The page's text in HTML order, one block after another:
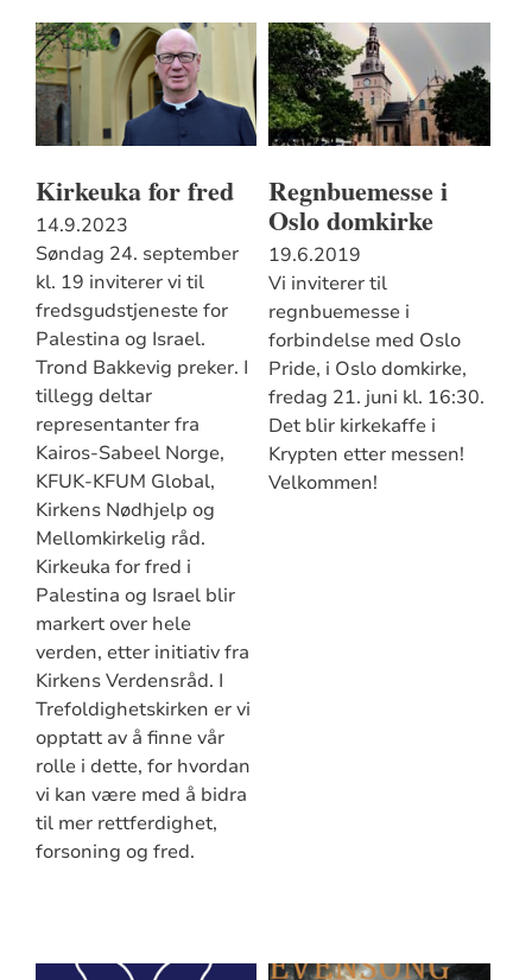
Kirkeuka for fred
14.9.2023
Søndag 24. september
kl. 19 inviterer vi til
fredsgudstjeneste for
Palestina og Israel.
Trond Bakkevig preker. I
tillegg deltar
representanter fra
Kairos-Sabeel Norge,
KFUK-KFUM Global,
Kirkens Nødhjelp og
Mellomkirkelig råd.
Kirkeuka for fred i
Palestina og Israel blir
markert over hele
verden, etter initiativ fra
Kirkens Verdensråd. I
Trefoldighetskirken er vi
opptatt av å finne vår
rolle i dette, for hvordan
vi kan være med å bidra
til mer rettferdighet,
forsoning og fred.
Regnbuemesse i
Oslo domkirke
19.6.2019
Vi inviterer til
regnbuemesse i
forbindelse med Oslo
Pride, i Oslo domkirke,
fredag 21. juni kl. 16:30.
Det blir kirkekaffe i
Krypten etter messen!
Velkommen!